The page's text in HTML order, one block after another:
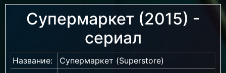
Супермаркет (2015) -
сериал
Название:
Супермаркет (Superstore)